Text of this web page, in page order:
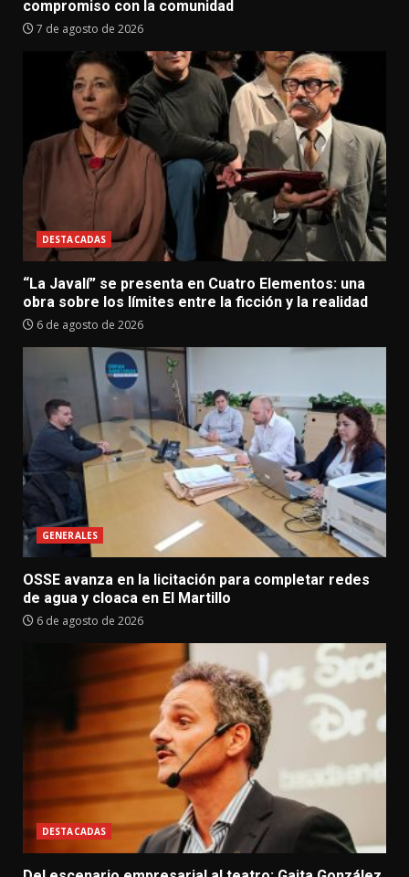
compromiso con la comunidad
7 de agosto de 2026
DESTACADAS
“La Javalí” se presenta en Cuatro Elementos: una
obra sobre los límites entre la ficción y la realidad
6 de agosto de 2026
GENERALES
OSSE avanza en la licitación para completar redes
de agua y cloaca en El Martillo
6 de agosto de 2026
DESTACADAS